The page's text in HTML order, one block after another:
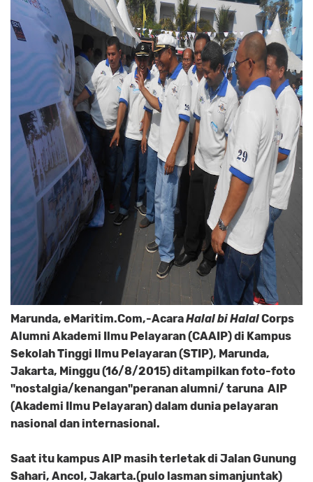
Marunda, eMaritim.Com,-AcaraHalal bi HalalCorps
Alumni Akademi Ilmu Pelayaran (CAAIP) di Kampus
Sekolah Tinggi Ilmu Pelayaran (STIP), Marunda,
Jakarta, Minggu (16/8/2015) ditampilkan foto-foto
"nostalgia/kenangan"peranan alumni/ taruna AIP
(Akademi Ilmu Pelayaran) dalam dunia pelayaran
nasional dan internasional.
Saat itu kampus AIP masih terletak di Jalan Gunung
Sahari, Ancol, Jakarta.(pulo lasman simanjuntak)